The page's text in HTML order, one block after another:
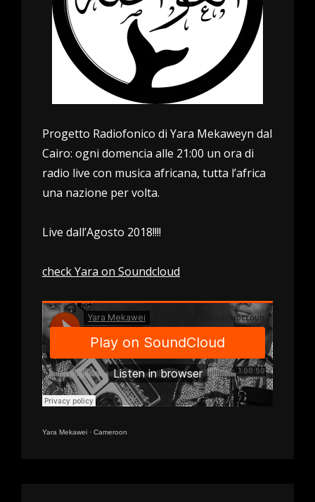
Progetto Radiofonico di Yara Mekaweyn dal
Cairo: ogni domencia alle 21:00 un ora di
radio live con musica africana, tutta l’africa
una nazione per volta.
Live dall’Agosto 2018!!!!
check Yara on Soundcloud
Yara Mekawei · Cameroon